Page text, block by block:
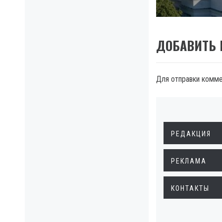
ДОБАВИТЬ
Для отправки
РЕДАКЦИЯ
РЕКЛАМА
КОНТАКТЫ